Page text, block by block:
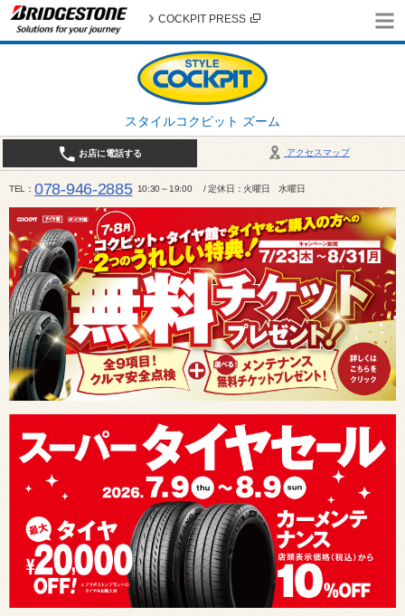
スタイルコクピット ズーム
COCKPIT PRESS
アクセスマップ
お店に電話する
TEL 078-946-2885 10:30～19:00 / 定休日：火曜日 水曜日